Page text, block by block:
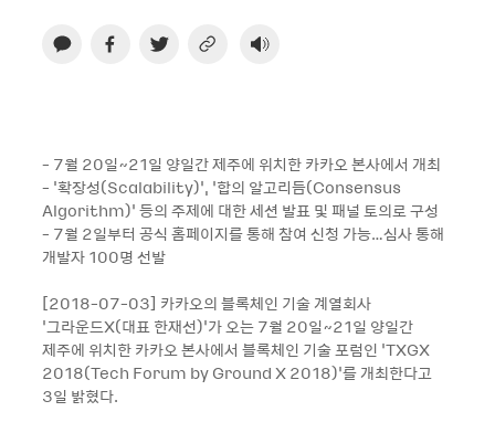
- 7월 20일~21일 양일간 제주에 위치한 카카오 본사에서 개최
- '확장성(Scalability)’, ‘합의 알고리듬(Consensus
Algorithm)’ 등의 주제에 대한 세션 발표 및 패널 토의로 구성
- 7월 2일부터 공식 홈페이지를 통해 참여 신청 가능…심사 통해
개발자 100명 선발
[2018-07-03] 카카오의 블록체인 기술 계열회사
‘그라운드X(대표 한재선)’가 오는 7월 20일~21일 양일간
제주에 위치한 카카오 본사에서 블록체인 기술 포럼인 ‘TXGX
2018(Tech Forum by Ground X 2018)’를 개최한다고
3일 밝혔다.